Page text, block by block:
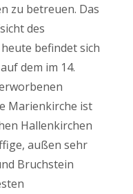
zu betreuen. Das
des
befindet sich
dem im 14.
Marienkirche ist
Hallenkirchen
außen sehr
Bruchstein